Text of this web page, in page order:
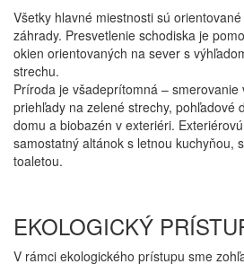
Všetky hlavné miestnosti sú
záhrady. Presvetlenie schodiska je
okien orientovaných na sever s
strechu.
Príroda je všadeprítomná – smerovanie
priehľady na zelené strechy, pohľadové
domu a biobazén v exteriéri.
samostatný altánok s letnou kuchyňou,
toaletou.
EKOLOGICKÝ
V rámci ekologického prístupu sme